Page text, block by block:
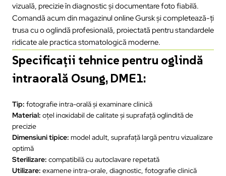
vizuală, precizie în diagnostic și documentare foto fiabilă.
Comandă acum din magazinul online Gursk și completează-ți
trusa cu o oglindă profesională, proiectată pentru standardele
ridicate ale practica stomatologică moderne.
Specificații tehnice pentru oglindă
intraorală Osung, DME1:
Tip: fotografie intra-orală și examinare clinică
Material: oțel inoxidabil de calitate și suprafață oglindită de
precizie
Dimensiuni tipice: model adult, suprafață largă pentru vizualizare
optimă
Sterilizare: compatibilă cu autoclavare repetată
Utilizare: examene intra-orale, diagnostic, fotografie clinică